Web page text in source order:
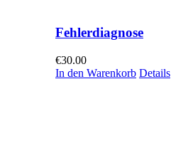
Fehlerdiagnose
€30.00
In den Warenkorb Details